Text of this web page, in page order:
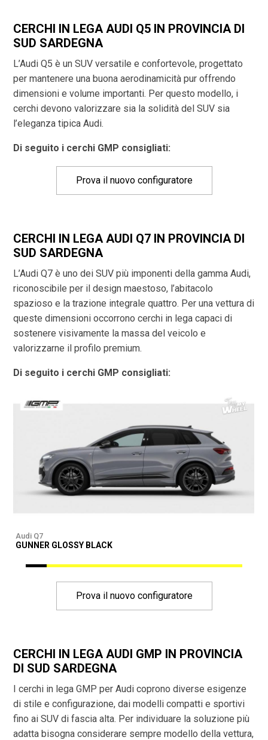
CERCHI IN LEGA AUDI Q5 IN PROVINCIA DI
SUD SARDEGNA
L’Audi Q5 è un SUV versatile e confortevole, progettato
per mantenere una buona aerodinamicità pur offrendo
dimensioni e volume importanti. Per questo modello, i
cerchi devono valorizzare sia la solidità del SUV sia
l’eleganza tipica Audi.
Di seguito i cerchi GMP consigliati:
Prova il nuovo configuratore
CERCHI IN LEGA AUDI Q7 IN PROVINCIA DI
SUD SARDEGNA
L’Audi Q7 è uno dei SUV più imponenti della gamma Audi,
riconoscibile per il design maestoso, l’abitacolo
spazioso e la trazione integrale quattro. Per una vettura di
queste dimensioni occorrono cerchi in lega capaci di
sostenere visivamente la massa del veicolo e
valorizzarne il profilo premium.
Di seguito i cerchi GMP consigliati:
Audi Q7
GUNNER GLOSSY BLACK
Prova il nuovo configuratore
CERCHI IN LEGA AUDI GMP IN PROVINCIA
DI SUD SARDEGNA
I cerchi in lega GMP per Audi coprono diverse esigenze
di stile e configurazione, dai modelli compatti e sportivi
fino ai SUV di fascia alta. Per individuare la soluzione più
adatta bisogna considerare sempre modello della vettura,